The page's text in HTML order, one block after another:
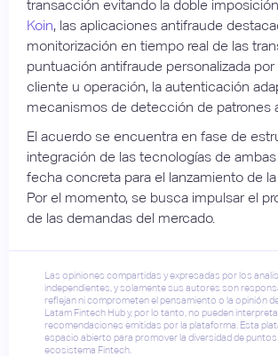
transacción evitando la doble
Koin, las aplicaciones antifraude
monitorización en tiempo real de las
puntuación antifraude personalizada
cliente u operación, la autenticación
mecanismos de detección de patrones
El acuerdo se encuentra en fase de
integración de las tecnologías de
fecha concreta para el lanzamiento de
Por el momento, se busca impulsar el
de las demandas del mercado.
Las opiniones compartidas y expresadas por los
independientes, y solamente sus autores son
reflejan ni comprometen el pensamiento o la opinión
Latam Fintech Hub y, por lo tanto, no pueden
recomendaciones emitidas por la plataforma. Esta
espacio abierto para promover la diversidad de puntos
ecosistema Fintech.